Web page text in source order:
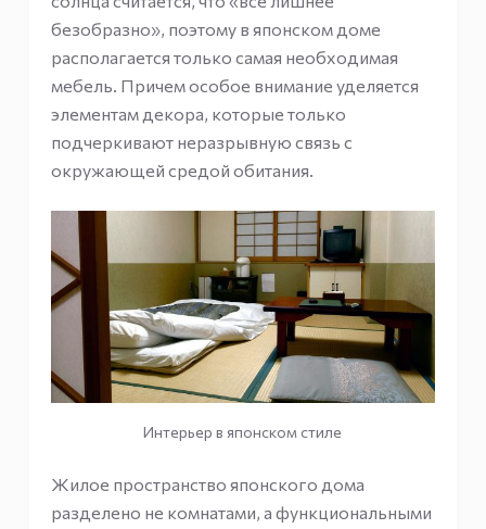
безобразно», поэтому в японском доме
располагается только самая необходимая
мебель. Причем особое внимание уделяется
элементам декора, которые только
подчеркивают неразрывную связь с
окружающей средой обитания.
Интерьер в японском стиле
Жилое пространство японского дома
разделено не комнатами, а функциональными